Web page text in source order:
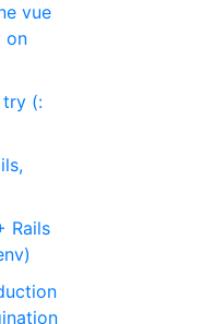
vue
on
try (:
Rails